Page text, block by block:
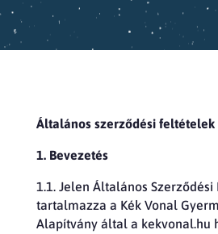
Általános szerződési feltételek
1. Bevezetés
1.1. Jelen Általános Szerződési
tartalmazza a Kék Vonal
Alapítvány által a kekvonal.hu